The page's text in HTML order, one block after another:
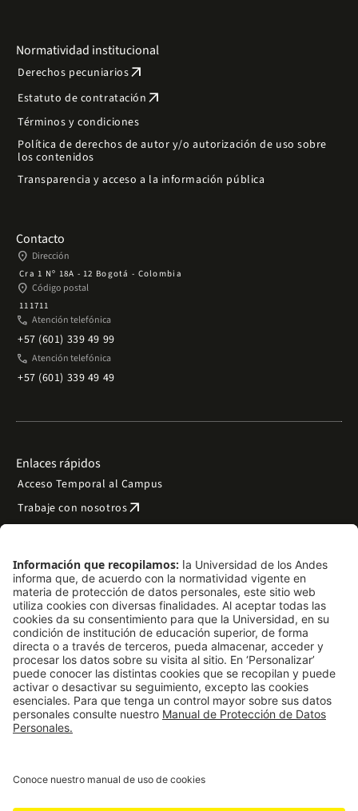
Normatividad institucional
Derechos pecuniariosarrow_outward
Estatuto de contratación arrow_outward
Términos y condiciones
Política de derechos de autor y/o autorización de uso sobre
los contenidos
Transparencia y acceso a la información pública
Contacto
place Dirección
Cra 1 Nº 18A - 12 Bogotá - Colombia
place Código postal
111711
phone Atención telefónica
+57 (601) 339 49 99
phone Atención telefónica
+57 (601) 339 49 49
Enlaces rápidos
Acceso Temporal al Campus
Trabaje con nosotrosarrow_outward
Preguntas frecuentes
Filantropía y donacionesarrow_outward
Mapa del sitio arrow_outward
Síguenos
LinkedIn
Instagram
Facebook
TikTok